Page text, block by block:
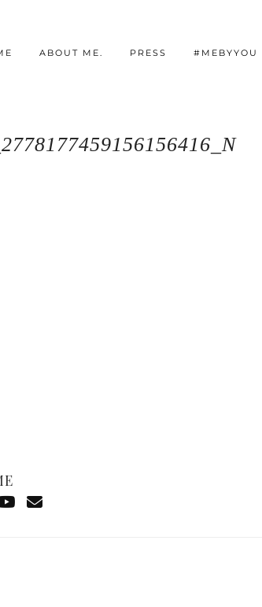
ABOUT ME. PRESS #MEBYYOU